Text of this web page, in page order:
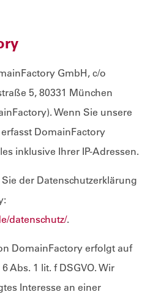
GmbH, c/o
5, 80331 München
Wenn Sie unsere
DomainFactory
inklusive Ihrer IP-Adressen.
der Datenschutzerklärung
datenschutz/.
DomainFactory erfolgt auf
Abs. 1 lit. f DSGVO. Wir
Interesse an einer